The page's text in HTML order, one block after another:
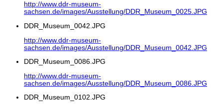
http://www.ddr-museum-
sachsen.de/images/Ausstellung/DDR_Museum_0025.JPG
DDR_Museum_0042.JPG
http://www.ddr-museum-
sachsen.de/images/Ausstellung/DDR_Museum_0042.JPG
DDR_Museum_0086.JPG
http://www.ddr-museum-
sachsen.de/images/Ausstellung/DDR_Museum_0086.JPG
DDR_Museum_0102.JPG